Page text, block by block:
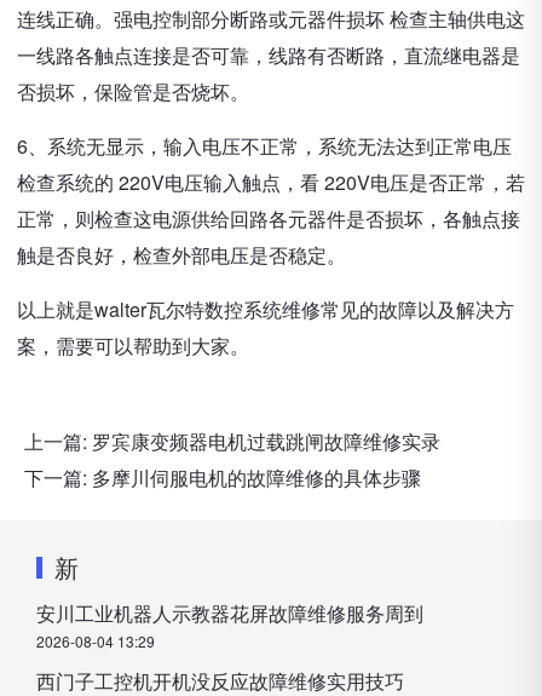
连线正确。强电控制部分断路或元器件损坏 检查主轴供电这
一线路各触点连接是否可靠，线路有否断路，直流继电器是
否损坏，保险管是否烧坏。
6、系统无显示，输入电压不正常，系统无法达到正常电压
检查系统的 220V电压输入触点，看 220V电压是否正常，若
正常，则检查这电源供给回路各元器件是否损坏，各触点接
触是否良好，检查外部电压是否稳定。
以上就是walter瓦尔特数控系统维修常见的故障以及解决方
案，需要可以帮助到大家。
上一篇: 罗宾康变频器电机过载跳闸故障维修实录
下一篇: 多摩川伺服电机的故障维修的具体步骤
新
安川工业机器人示教器花屏故障维修服务周到
2026-08-04 13:29
西门子工控机开机没反应故障维修实用技巧